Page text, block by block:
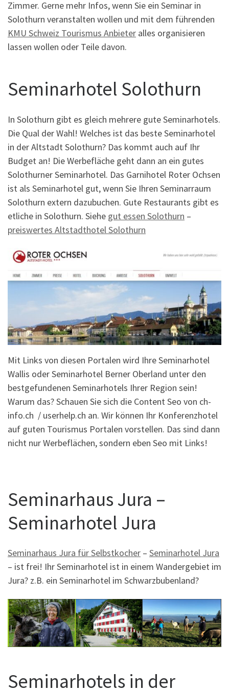
Zimmer. Gerne mehr Infos, wenn Sie ein Seminar in
Solothurn veranstalten wollen und mit dem führenden
KMU Schweiz Tourismus Anbieter alles organisieren
lassen wollen oder Teile davon.
Seminarhotel Solothurn
In Solothurn gibt es gleich mehrere gute Seminarhotels.
Die Qual der Wahl! Welches ist das beste Seminarhotel
in der Altstadt Solothurn? Das kommt auch auf Ihr
Budget an! Die Werbefläche geht dann an ein gutes
Solothurner Seminarhotel. Das Garnihotel Roter Ochsen
ist als Seminarhotel gut, wenn Sie Ihren Seminarraum
Solothurn extern dazubuchen. Gute Restaurants gibt es
etliche in Solothurn. Siehe gut essen Solothurn –
preiswertes Altstadthotel Solothurn
Mit Links von diesen Portalen wird Ihre Seminarhotel
Wallis oder Seminarhotel Berner Oberland unter den
bestgefundenen Seminarhotels Ihrer Region sein!
Warum das? Schauen Sie sich die Content Seo von ch-
info.ch / userhelp.ch an. Wir können Ihr Konferenzhotel
auf guten Tourismus Portalen vorstellen. Das sind dann
nicht nur Werbeflächen, sondern eben Seo mit Links!
Seminarhaus Jura –
Seminarhotel Jura
Seminarhaus Jura für Selbstkocher – Seminarhotel Jura
– ist frei! Ihr Seminarhotel ist in einem Wandergebiet im
Jura? z.B. ein Seminarhotel im Schwarzbubenland?
Seminarhotels in der